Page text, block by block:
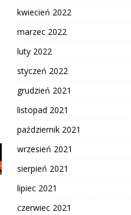
kwiecień 2022
marzec 2022
luty 2022
styczeń 2022
grudzień 2021
listopad 2021
październik 2021
wrzesień 2021
sierpień 2021
lipiec 2021
czerwiec 2021